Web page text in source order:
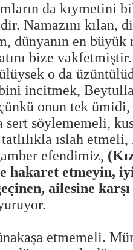
da kıymetini
Namazını kılan,
dünyanın en
bize
o da
incitmek,
onun tek
sert söylememeli,
ıslah
efendimiz,
hakaret etmeyin,
ailesine
etmemeli.